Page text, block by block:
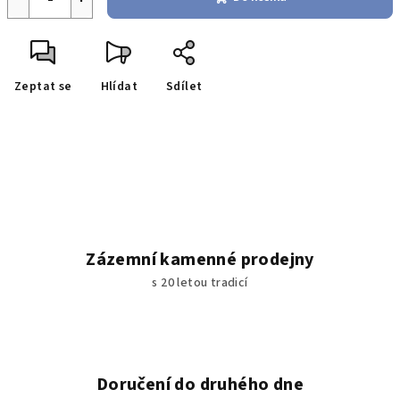
Zeptat se Hlídat Sdílet
Zázemní kamenné prodejny
s 20 letou tradicí
Doručení do druhého dne